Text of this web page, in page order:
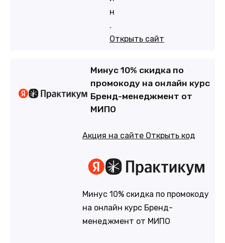
н
.
Открыть сайт
Минус 10% скидка по
промокоду на онлайн курс
Бренд-менеджмент от
МИПО
Акция на сайте Открыть код
Минус 10% скидка по промокоду
на онлайн курс Бренд-
менеджмент от МИПО